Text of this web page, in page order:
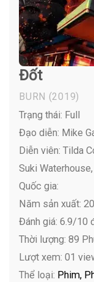
Đốt
BURN (2019)
Trạng thái: Full
Đạo diễn: Mike
Diễn viên: Tilda
Suki
Quốc gia:
Năm sản xuất:
Đánh giá: 6.9/10
Thời lượng: 89
Lượt xem: 01
Thể loại: Phim